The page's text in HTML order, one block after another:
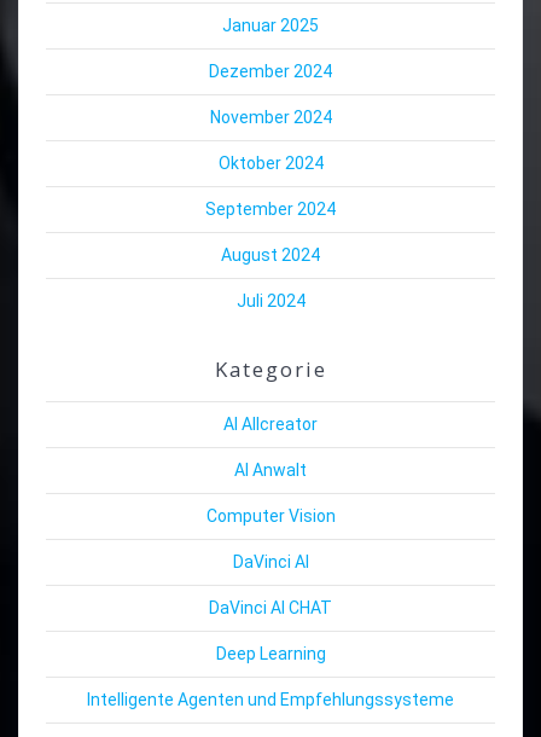
Januar 2025
Dezember 2024
November 2024
Oktober 2024
September 2024
August 2024
Juli 2024
Kategorie
AI Allcreator
AI Anwalt
Computer Vision
DaVinci AI
DaVinci AI CHAT
Deep Learning
Intelligente Agenten und Empfehlungssysteme